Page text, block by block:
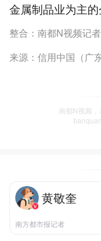
金属制品业为主的
整合：南都N视频记
来源：信用中国（广
南都N视频
黄敬奎
南方都市报记者